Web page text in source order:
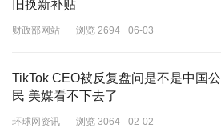
旧换新补贴
财政部网站 浏览 2694 06-03
TikTok CEO被反复盘问是不是中国公
民 美媒看不下去了
环球网资讯 浏览 3064 02-02